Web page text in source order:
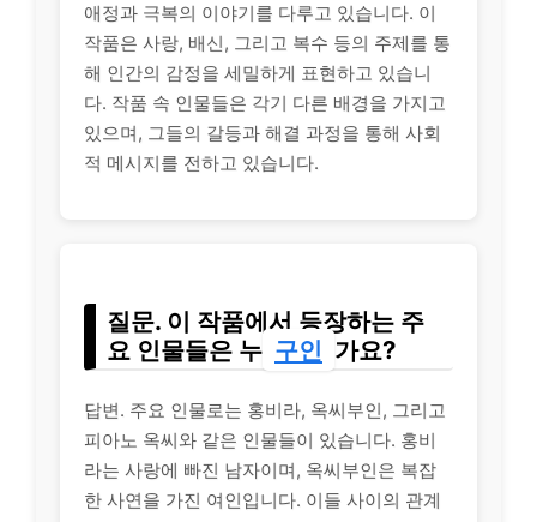
애정과 극복의 이야기를 다루고 있습니다. 이
작품은 사랑, 배신, 그리고 복수 등의 주제를 통
해 인간의 감정을 세밀하게 표현하고 있습니
다. 작품 속 인물들은 각기 다른 배경을 가지고
있으며, 그들의 갈등과 해결 과정을 통해 사회
적 메시지를 전하고 있습니다.
질문. 이 작품에서 등장하는 주
요 인물들은 누 구인 가요?
답변. 주요 인물로는 홍비라, 옥씨부인, 그리고
피아노 옥씨와 같은 인물들이 있습니다. 홍비
라는 사랑에 빠진 남자이며, 옥씨부인은 복잡
한 사연을 가진 여인입니다. 이들 사이의 관계